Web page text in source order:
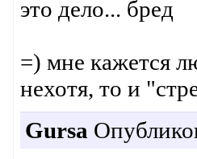
это дело... бред
=) мне кажется
нехотя, то и
Gursa